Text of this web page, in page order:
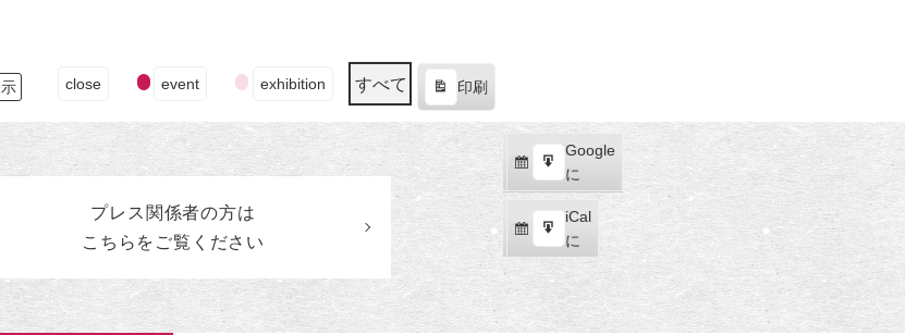
ン
ト
ー
close event exhibition すべて 印刷
示
Google
で
購
読
iCal
で
購
Google
に
エ
ク
ス
ポ
ト
iCal
に
エ
ス
プレス関係者の方は
こちらをご覧ください